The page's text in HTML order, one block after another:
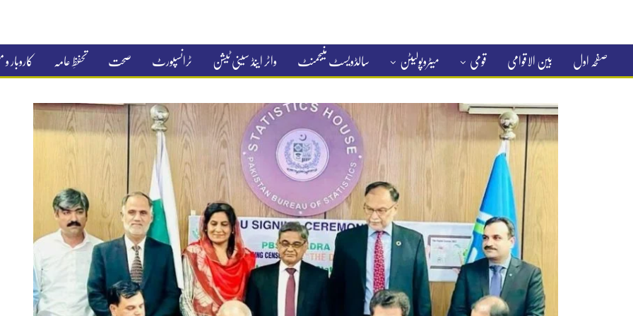
صفحہ اول بین الاقوامی قومی میٹروپولیٹن سالڈویسٹ منیجمنٹ واٹر اینڈ سینی ٹیشن ٹرانسپورٹ صحت تحفظِ عامہ کاروبار